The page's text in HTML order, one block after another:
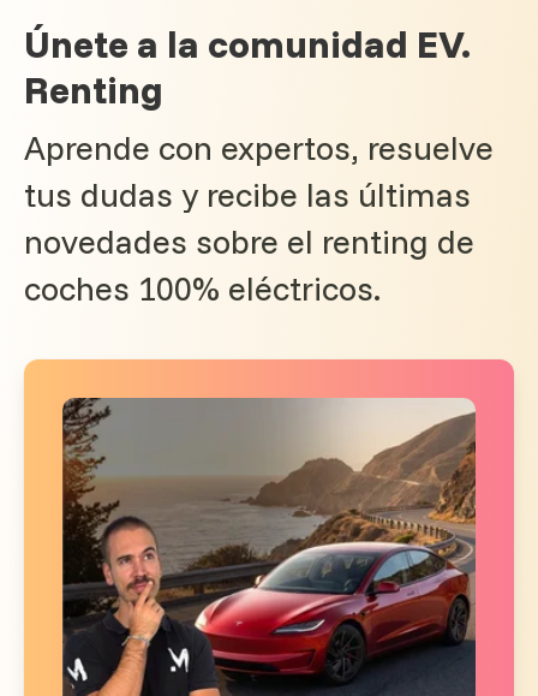
Únete a la comunidad EV.
Renting
Aprende con expertos, resuelve
tus dudas y recibe las últimas
novedades sobre el renting de
coches 100% eléctricos.